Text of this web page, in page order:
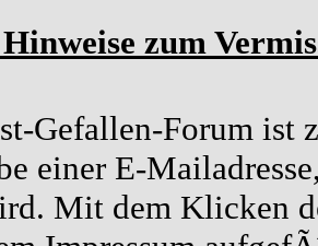
zum
Gefallen-Forum
einer E-
Mit dem Klicken